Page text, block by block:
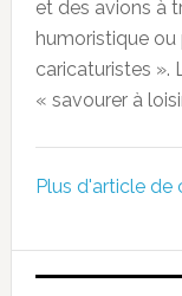
et des avions à
humoristique ou
caricaturistes ».
« savourer à
Plus d'article